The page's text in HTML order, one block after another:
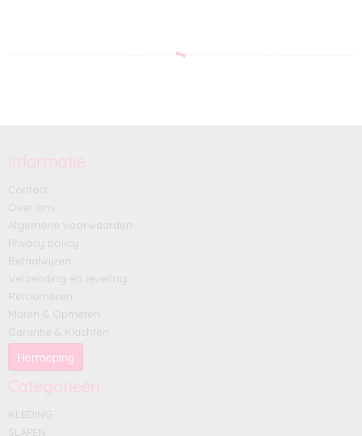
Informatie
Contact
Over ons
Algemene voorwaarden
Privacy policy
Betaalwijzen
Verzending en levering
Retourneren
Maten & Opmeten
Garantie & Klachten
Herroeping
Categorieën
KLEDING
SLAPEN